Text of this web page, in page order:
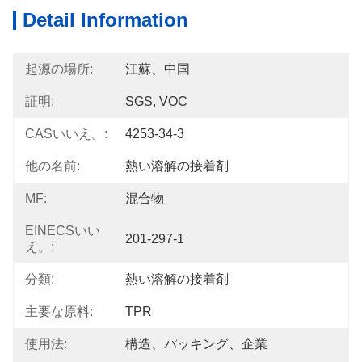
Detail Information
起源の場所: 江蘇、中国
証明: SGS, VOC
CASいいえ。: 4253-34-3
他の名前: 熱い溶解の接着剤
MF: 混合物
EINECSいい
え。:
201-297-1
分類: 熱い溶解の接着剤
主要な原料: TPR
使用法: 構造、パッキング、企業